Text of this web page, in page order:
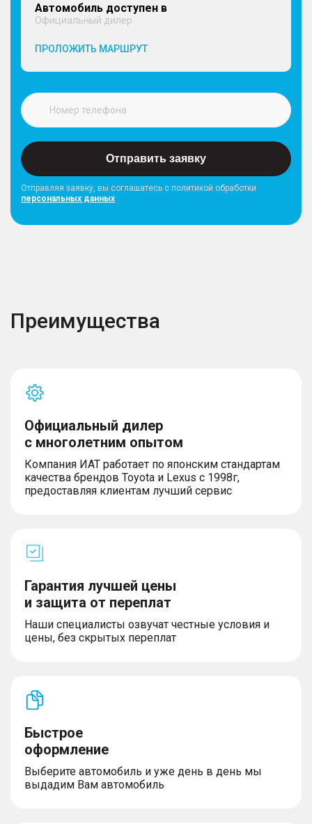
Автомобиль доступен в
Официальный дилер
ПРОЛОЖИТЬ МАРШРУТ
Отправить заявку
Отправляя заявку, вы соглашатесь с политикой обработки
персональных данных
Преимущества
Официальный дилер
с многолетним опытом
Компания ИАТ работает по японским стандартам
качества брендов Toyota и Lexus с 1998г,
предоставляя клиентам лучший сервис
Гарантия лучшей цены
и защита от переплат
Наши специалисты озвучат честные условия и
цены, без скрытых переплат
Быстрое
оформление
Выберите автомобиль и уже день в день мы
выдадим Вам автомобиль